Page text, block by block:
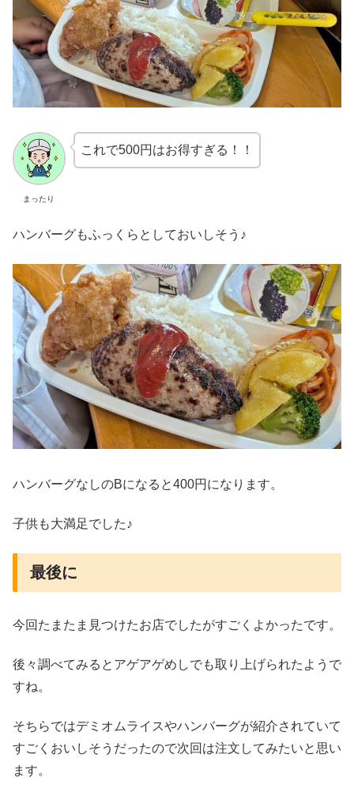
まったり
これで500円はお得すぎる！！
ハンバーグもふっくらとしておいしそう♪
ハンバーグなしのBになると400円になります。
子供も大満足でした♪
最後に
今回たまたま見つけたお店でしたがすごくよかったです。
後々調べてみるとアゲアゲめしでも取り上げられたようで
すね。
そちらではデミオムライスやハンバーグが紹介されていて
すごくおいしそうだったので次回は注文してみたいと思い
ます。